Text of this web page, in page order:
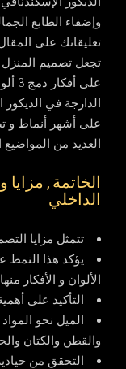
وإضفاء الطابع
تعليقاتك على
تجعل تصميم
الدارجة في
على أشهر أنماط و
العديد من المواضيع
الخاتمة ,
الداخلي
تتمثل مزايا
يؤكد هذا النمط
الألوان و الأفكار
التأكيد على
الميل نحو
والقطن والكتان
التحقق من